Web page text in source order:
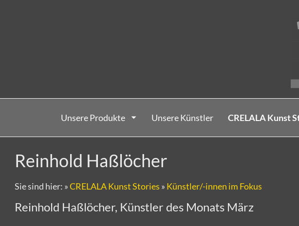
Unsere Produkte Unsere Künstler CRELALA Kunst
Reinhold Haßlöcher
Sie sind hier: »CRELALA Kunst Stories » Künstler/-innen im Fokus
Reinhold Haßlöcher, Künstler des Monats März